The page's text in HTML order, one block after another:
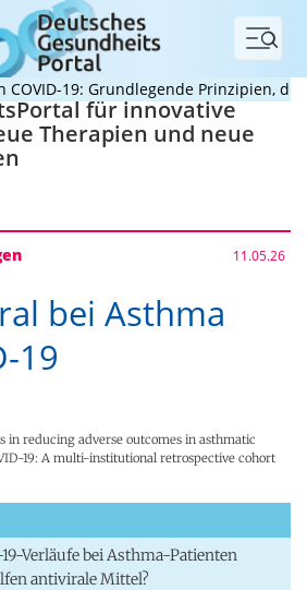
Menü
19: Grundlegende Prinzipien, die
für innovative
Therapien und neue
11.05.26
bei Asthma
19
in reducing adverse outcomes in asthmatic
19: A multi-institutional retrospective cohort
Verläufe bei Asthma-Patienten
antivirale Mittel?